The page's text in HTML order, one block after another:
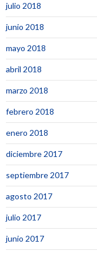
julio 2018
junio 2018
mayo 2018
abril 2018
marzo 2018
febrero 2018
enero 2018
diciembre 2017
septiembre 2017
agosto 2017
julio 2017
junio 2017